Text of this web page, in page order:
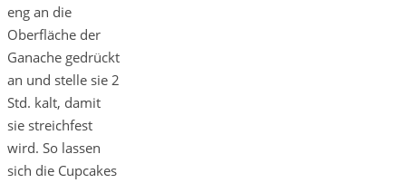
eng an die
Oberfläche der
Ganache gedrückt
an und stelle sie 2
Std. kalt, damit
sie streichfest
wird. So lassen
sich die Cupcakes